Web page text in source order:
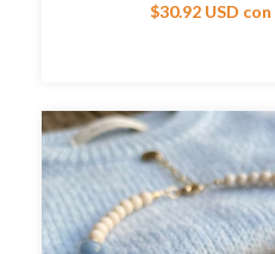
$30.92 USD con